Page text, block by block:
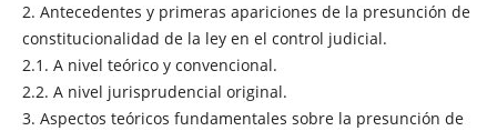
2. Antecedentes y primeras apariciones de la presunción de
constitucionalidad de la ley en el control judicial.
2.1. A nivel teórico y convencional.
2.2. A nivel jurisprudencial original.
3. Aspectos teóricos fundamentales sobre la presunción de